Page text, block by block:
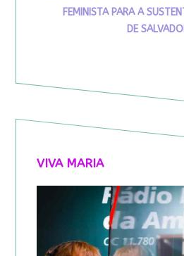
FEMINISTA PARA A
DE
VIVA MARIA